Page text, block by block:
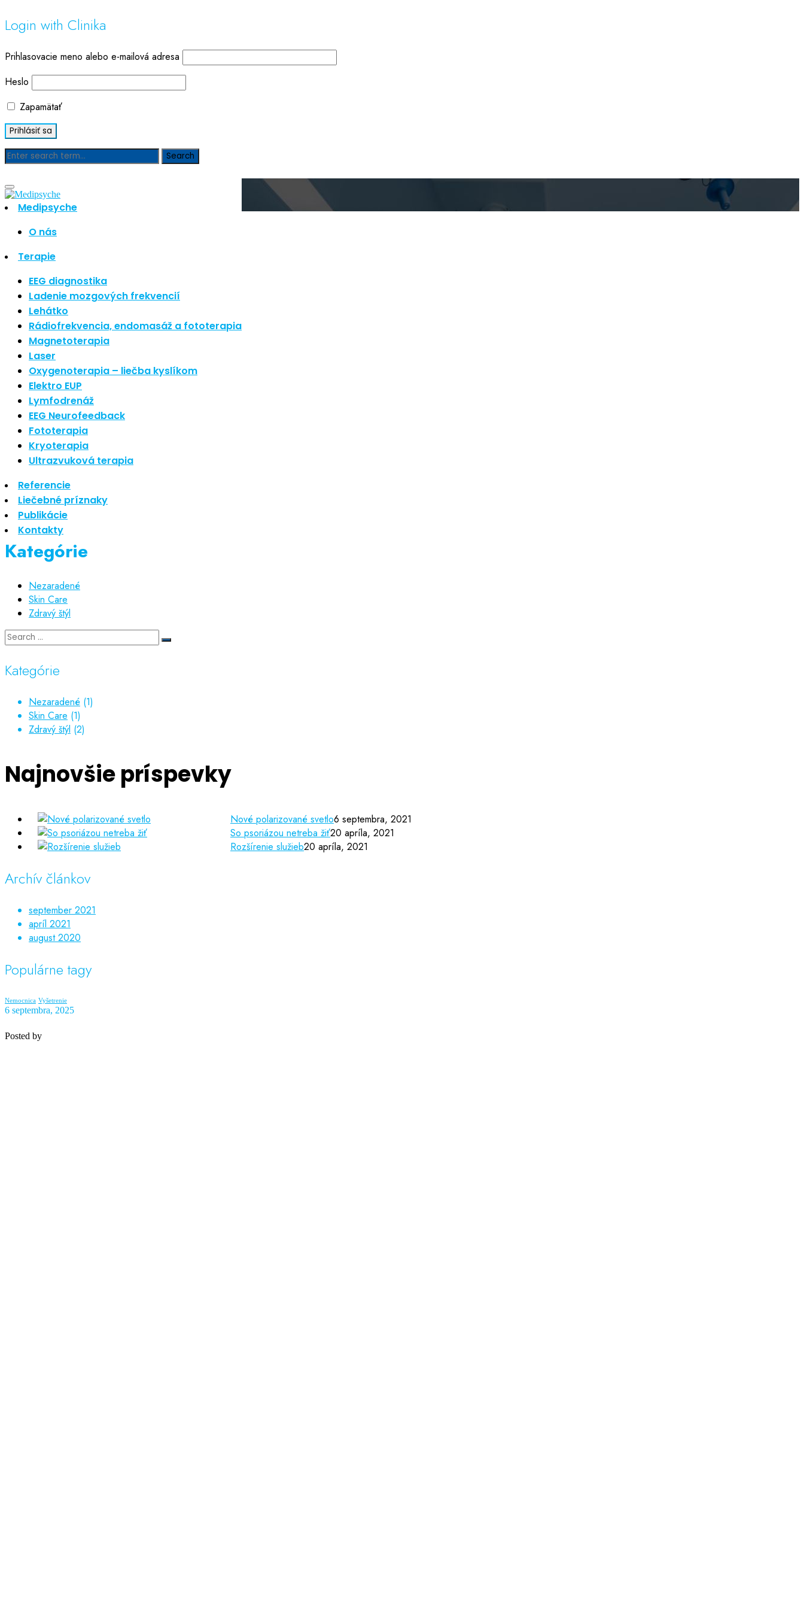
Login with Clinika
Prihlasovacie meno alebo e-mailová adresa
Heslo
Zapamätať
Medipsyche
O nás
Terapie
EEG diagnostika
Ladenie mozgových frekvencií
Lehátko
Rádiofrekvencia, endomasáž a fototerapia
Magnetoterapia
Laser
Oxygenoterapia – liečba kyslíkom
Elektro EUP
Lymfodrenáž
EEG Neurofeedback
Fototerapia
Kryoterapia
Ultrazvuková terapia
Referencie
Liečebné príznaky
Publikácie
Kontakty
Blog
Hľadať
Najnovšie články
Nové polarizované svetlo
So psoriázou netreba žiť
Rozšírenie služieb
Hudba a vývoj mozgu
Najnovšie komentáre
Žiadne komentáre na zobrazenie.
Archív
september 2021
apríl 2021
august 2020
Kategórie
Nezaradené
Skin Care
Zdravý štýl
Kategórie
Nezaradené (1)
Skin Care (1)
Zdravý štýl (2)
Najnovšie príspevky
Nové polarizované svetlo6 septembra, 2021
So psoriázou netreba žiť20 apríla, 2021
Rozšírenie služieb20 apríla, 2021
Archív článkov
september 2021
apríl 2021
august 2020
Populárne tagy
Nemocnica Vyšetrenie
6 septembra, 2025
Posted by